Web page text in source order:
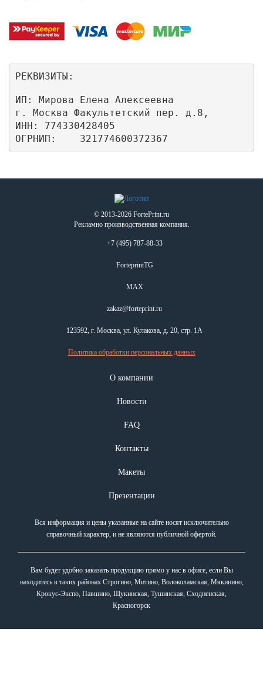
РЕКВИЗИТЫ:
ИП: Мирова Елена Алексеевна
г. Москва Факультетский пер. д.8,
ИНН: 774330428405
ОГРНИП:    321774600372367
© 2013-2026 FortePrint.ru
Рекламно производственная компания.
+7 (495) 787-88-33
ForteprintTG
MAX
zakaz@forteprint.ru
123592, г. Москва, ул. Кулакова, д. 20, стр. 1А
Политика обработки персональных данных
О компании
Новости
FAQ
Контакты
Макеты
Презентации
Вся информация и цены указанные на сайте носят исключительно
справочный характер, и не являются публичной офертой.
Вам будет удобно заказать продукцию прямо у нас в офисе, если Вы
находитесь в таких районах Строгино, Митино, Волоколамская, Мякинино,
Крокус-Экспо, Павшино, Щукинская, Тушинская, Сходненская,
Красногорск